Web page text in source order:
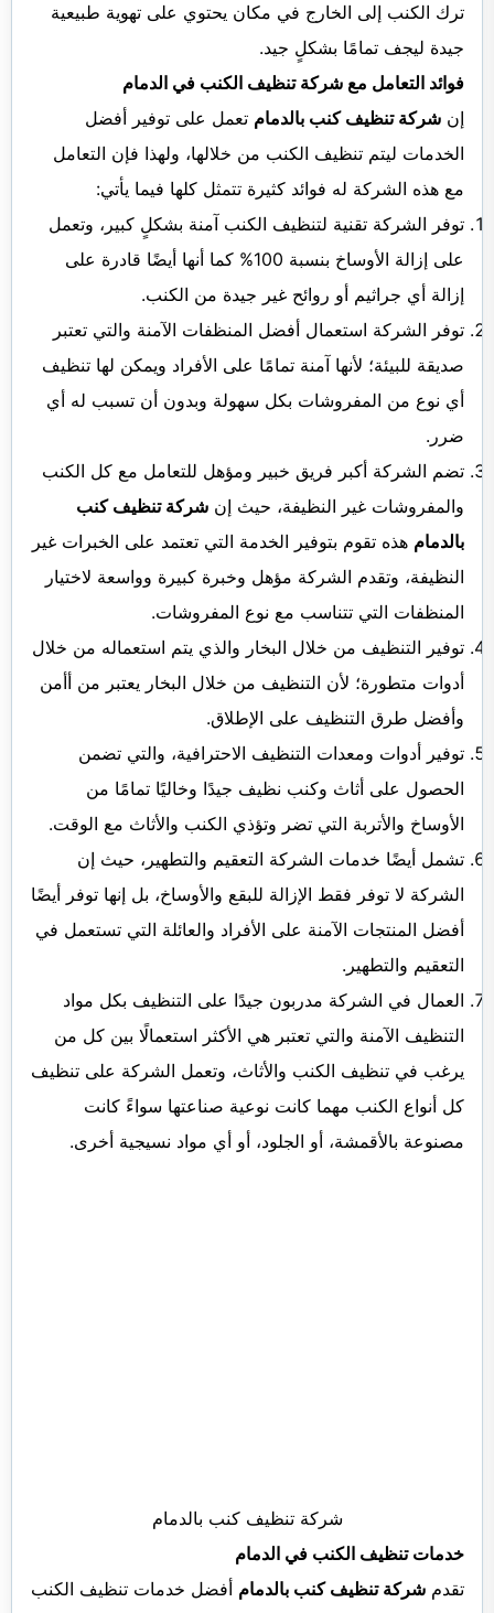
ترك الكنب إلى الخارج في مكان يحتوي على تهوية طبيعية
جيدة ليجف تمامًا بشكلٍ جيد.
فوائد التعامل مع شركة تنظيف الكنب في الدمام
إن شركة تنظيف كنب بالدمام تعمل على توفير أفضل
الخدمات ليتم تنظيف الكنب من خلالها، ولهذا فإن التعامل
مع هذه الشركة له فوائد كثيرة تتمثل كلها فيما يأتي:
توفر الشركة تقنية لتنظيف الكنب آمنة بشكلٍ كبير، وتعمل
على إزالة الأوساخ بنسبة 100% كما أنها أيضًا قادرة على
إزالة أي جراثيم أو روائح غير جيدة من الكنب.
توفر الشركة استعمال أفضل المنظفات الآمنة والتي تعتبر
صديقة للبيئة؛ لأنها آمنة تمامًا على الأفراد ويمكن لها تنظيف
أي نوع من المفروشات بكل سهولة وبدون أن تسبب له أي
ضرر.
تضم الشركة أكبر فريق خبير ومؤهل للتعامل مع كل الكنب
والمفروشات غير النظيفة، حيث إن شركة تنظيف كنب
بالدمام هذه تقوم بتوفير الخدمة التي تعتمد على الخبرات غير
النظيفة، وتقدم الشركة مؤهل وخبرة كبيرة وواسعة لاختيار
المنظفات التي تتناسب مع نوع المفروشات.
توفير التنظيف من خلال البخار والذي يتم استعماله من خلال
أدوات متطورة؛ لأن التنظيف من خلال البخار يعتبر من أأمن
وأفضل طرق التنظيف على الإطلاق.
توفير أدوات ومعدات التنظيف الاحترافية، والتي تضمن
الحصول على أثاث وكنب نظيف جيدًا وخاليًا تمامًا من
الأوساخ والأتربة التي تضر وتؤذي الكنب والأثاث مع الوقت.
تشمل أيضًا خدمات الشركة التعقيم والتطهير، حيث إن
الشركة لا توفر فقط الإزالة للبقع والأوساخ، بل إنها توفر أيضًا
أفضل المنتجات الآمنة على الأفراد والعائلة التي تستعمل في
التعقيم والتطهير.
العمال في الشركة مدربون جيدًا على التنظيف بكل مواد
التنظيف الآمنة والتي تعتبر هي الأكثر استعمالًا بين كل من
يرغب في تنظيف الكنب والأثاث، وتعمل الشركة على تنظيف
كل أنواع الكنب مهما كانت نوعية صناعتها سواءً كانت
مصنوعة بالأقمشة، أو الجلود، أو أي مواد نسيجية أخرى.
شركة تنظيف كنب بالدمام
خدمات تنظيف الكنب في الدمام
تقدم شركة تنظيف كنب بالدمام أفضل خدمات تنظيف الكنب